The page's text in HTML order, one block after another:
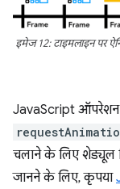
इमेज 12: टाइमलाइन पर
JavaScript ऑपरेशन
चलाने के लिए शेड्यूल
जानने के लिए, कृपया